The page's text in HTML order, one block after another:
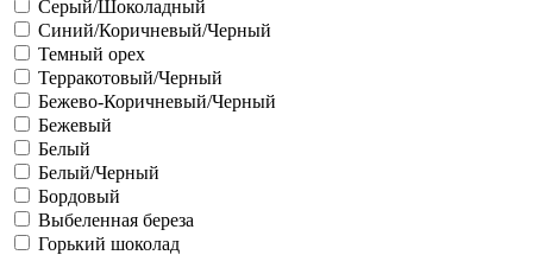
Серый/Шоколадный
Синий/Коричневый/Черный
Темный орех
Терракотовый/Черный
Бежево-Коричневый/Черный
Бежевый
Белый
Белый/Черный
Бордовый
Выбеленная береза
Горький шоколад